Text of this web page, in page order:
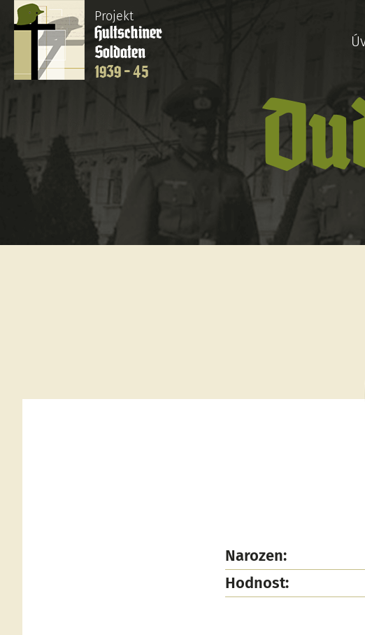
Projekt
Hultschiner
Soldaten
1939 - 45
Narozen:
Hodnost: